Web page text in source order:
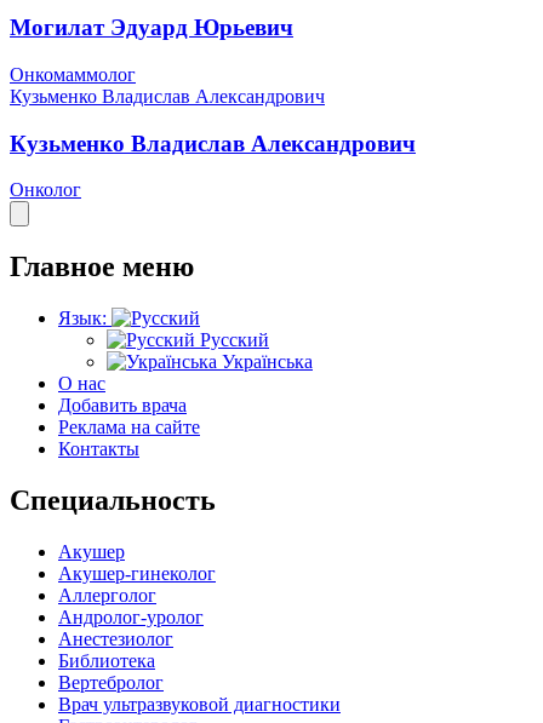
Могилат Эдуард Юрьевич
Онкомаммолог
Кузьменко Владислав Александрович
Кузьменко Владислав Александрович
Онколог
Главное меню
Язык:
Русский
Українська
О нас
Добавить врача
Реклама на сайте
Контакты
Специальность
Акушер
Акушер-гинеколог
Аллерголог
Андролог-уролог
Анестезиолог
Библиотека
Вертебролог
Врач ультразвуковой диагностики